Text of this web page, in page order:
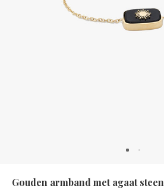
Gouden armband met agaat steen